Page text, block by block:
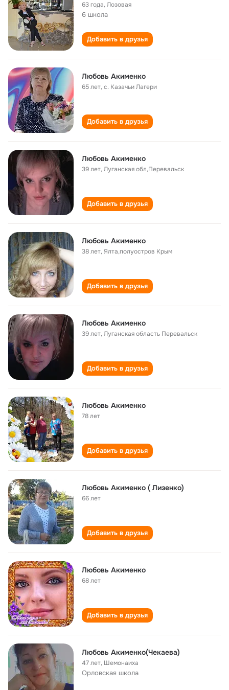
63 года,Лозовая
6 школа
Добавить в друзья
Любовь Акименко
65 лет,с. Казачьи Лагери
Добавить в друзья
Любовь Акименко
39 лет,Луганская обл,Перевальск
Добавить в друзья
Любовь Акименко
38 лет,Ялта,полуостров Крым
Добавить в друзья
Любовь Акименко
39 лет,Луганская область Перевальск
Добавить в друзья
Любовь Акименко
78 лет
Добавить в друзья
Любовь Акименко ( Лизенко)
66 лет
Добавить в друзья
Любовь Акименко
68 лет
Добавить в друзья
Любовь Акименко(Чекаева)
47 лет, Шемонаиха
Орловская школа